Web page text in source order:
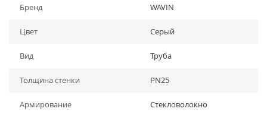
Бренд WAVIN
Цвет Серый
Вид Труба
Толщина стенки PN25
Армирование Стекловолокно